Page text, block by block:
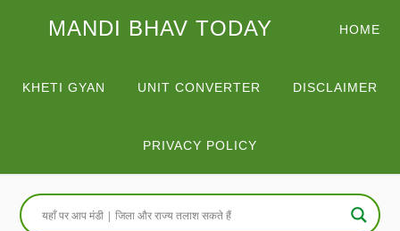
MANDI BHAV TODAY HOME
KHETI GYAN UNIT CONVERTER DISCLAIMER
PRIVACY POLICY